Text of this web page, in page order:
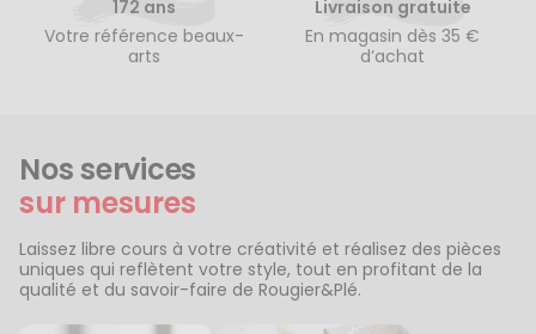
172 ans
Votre référence beaux-
arts
Livraison gratuite
En magasin dès 35 €
d’achat
Nos services
sur mesures
Laissez libre cours à votre créativité et réalisez des pièces
uniques qui reflètent votre style, tout en profitant de la
qualité et du savoir-faire de Rougier&Plé.